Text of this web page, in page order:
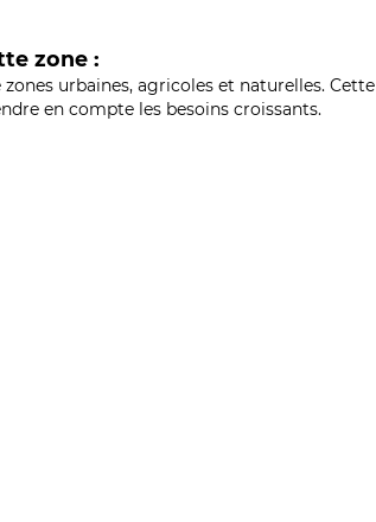
zone :
urbaines, agricoles et naturelles. Cette
en compte les besoins croissants.